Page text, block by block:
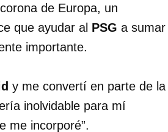
de Europa, un
que ayudar al PSG a sumar
importante.
y me convertí en parte de la
inolvidable para mí
me incorporé”.